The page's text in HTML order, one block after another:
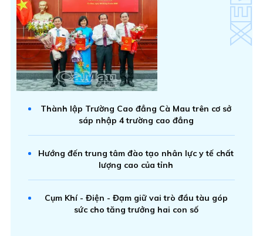
Thành lập Trường Cao đẳng Cà Mau trên cơ sở
sáp nhập 4 trường cao đẳng
Hướng đến trung tâm đào tạo nhân lực y tế chất
lượng cao của tỉnh
Cụm Khí - Điện - Đạm giữ vai trò đầu tàu góp
sức cho tăng trưởng hai con số